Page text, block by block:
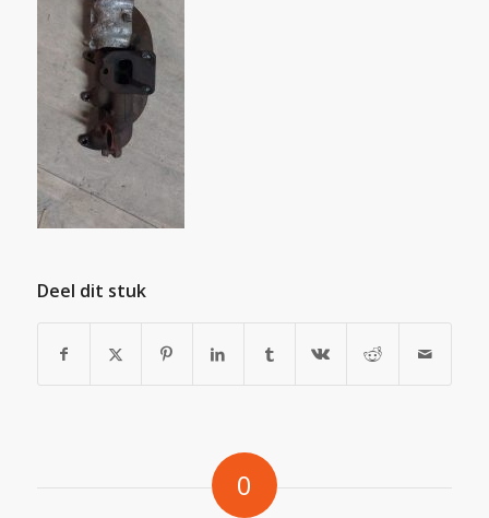
Deel dit stuk
0